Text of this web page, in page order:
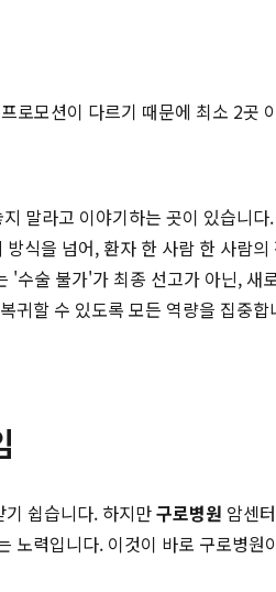
모션이 다르기 때문에 최소 2곳
말라고 이야기하는 곳이 있습니
식을 넘어, 환자 한 사람 한 사람
술 불가'가 최종 선고가 아닌, 새
귀할 수 있도록 모든 역량을 집중합
쉽습니다. 하지만구로병원 암센
노력입니다. 이것이 바로 구로병원